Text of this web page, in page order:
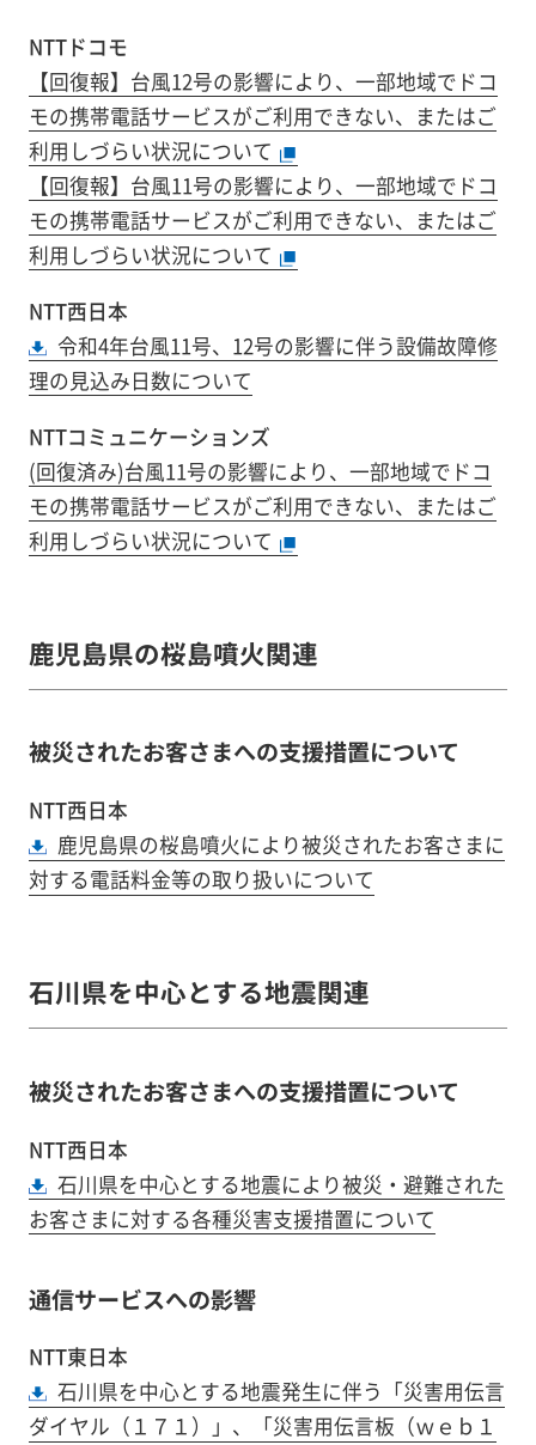
NTTドコモ
【回復報】台風12号の影響により、一部地域でドコ
モの携帯電話サービスがご利用できない、またはご
利用しづらい状況について
【回復報】台風11号の影響により、一部地域でドコ
モの携帯電話サービスがご利用できない、またはご
利用しづらい状況について
NTT西日本
令和4年台風11号、12号の影響に伴う設備故障修
理の見込み日数について
NTTコミュニケーションズ
(回復済み)台風11号の影響により、一部地域でドコ
モの携帯電話サービスがご利用できない、またはご
利用しづらい状況について
鹿児島県の桜島噴火関連
被災されたお客さまへの支援措置について
NTT西日本
鹿児島県の桜島噴火により被災されたお客さまに
対する電話料金等の取り扱いについて
石川県を中心とする地震関連
被災されたお客さまへの支援措置について
NTT西日本
石川県を中心とする地震により被災・避難された
お客さまに対する各種災害支援措置について
通信サービスへの影響
NTT東日本
石川県を中心とする地震発生に伴う「災害用伝言
ダイヤル（１７１）」、「災害用伝言板（ｗｅｂ１